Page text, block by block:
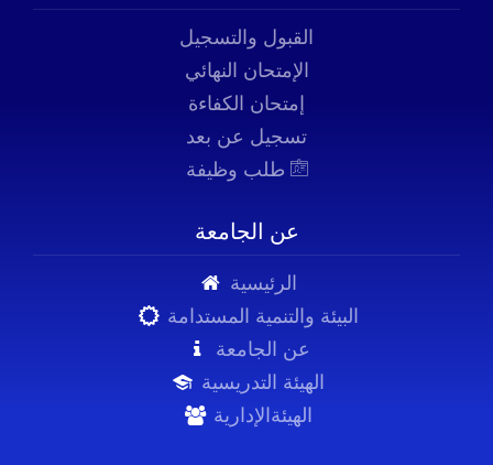
القبول والتسجيل
الإمتحان النهائي
إمتحان الكفاءة
تسجيل عن بعد
عن الجامعة
الرئيسية
البيئة والتنمية المستدامة
عن الجامعة
الهيئة التدريسية
الهيئةالإدارية